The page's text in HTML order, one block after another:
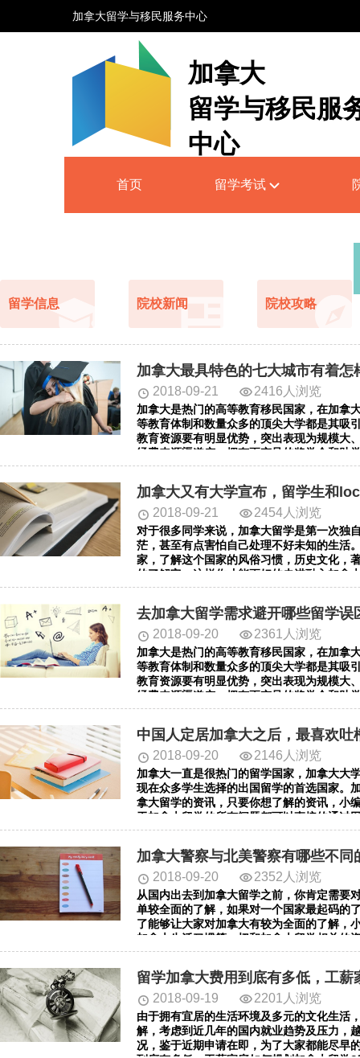
加拿大留学与移民服务中心
加拿大
留学与移民服
中心
Service Centre
首页 留学考试
留学信息 院校新闻 院校攻略
加拿大最具特色的七大城市有着怎
2018-09-21 2416人浏览
加拿大是热门的高等教育移民国家，在加拿
等教育体制和数量众多的顶尖大学都是其吸
教育资源要有明显优势，突出表现为规模大
经费来源渠道广，拥有更充足的奖学金和助
合考量的入学要求及学位要求，对申请者的
都相当优越的国家，很多留学生都有移民加
有低龄化的趋势。小编给大家带来的资讯是
我们一起来看看吧!希望对您有所帮助。
加拿大又有大学宣布，留学生和
2018-09-21 2454人浏览
对于很多同学来说，加拿大留学是第一次独
茫，甚至有点害怕自己处理不好未知的生活
家，了解这个国家的风俗习惯，历史文化，
的了解它，这样你才能更好的走进融入加拿
习，去享受这个国家的生活。为了能够帮助
是：。我们一起来看看吧!希望对您有所帮助
去加拿大留学需求避开哪些留学误
2018-09-20 2361人浏览
加拿大是热门的高等教育移民国家，在加拿
等教育体制和数量众多的顶尖大学都是其吸
教育资源要有明显优势，突出表现为规模大
经费来源渠道广，拥有更充足的奖学金和助
合考量的入学要求及学位要求，对申请者的
都相当优越的国家，很多留学生都有移民
有低龄化的趋势。小编给大家带来的资讯是
看吧!希望对您有所帮助。
中国人定居加拿大之后，最喜欢
2018-09-20 2146人浏览
加拿大一直是很热门的留学国家，加拿大大
现在众多学生选择的出国留学的首选国家。
拿大留学的资讯，只要你想了解的资讯，小
于加拿大留学的所有问题都可以直接的通过
今天带来的内容是：中国人定居加拿大之后
希望对您有所帮助。
加拿大警察与北美警察有哪些不同
2018-09-20 2352人浏览
从国内出去到加拿大留学之前，你肯定需要
单较全面的了解，如果对一个国家最起码的
了能够让大家对加拿大有较为全面的了解，
加拿大生活习惯等一切和加拿大留学相关的
大家了解的是：加拿大警察与北美警察有哪
助。
留学加拿大费用到底有多低，工
2018-09-19 2201人浏览
由于拥有宜居的生活环境及多元的文化生活
解，考虑到近几年的国内就业趋势及压力，
况，鉴于近期申请在即，为了大家都能尽早